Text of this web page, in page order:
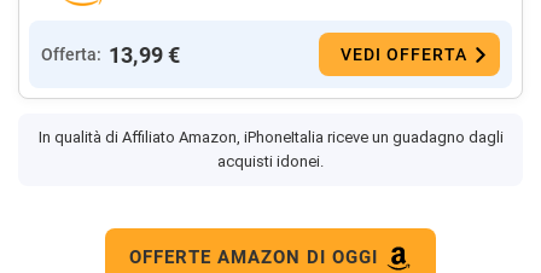
Offerta: 13,99 € VEDI OFFERTA
In qualità di Affiliato Amazon, iPhoneItalia riceve un guadagno dagli
acquisti idonei.
OFFERTE AMAZON DI OGGI